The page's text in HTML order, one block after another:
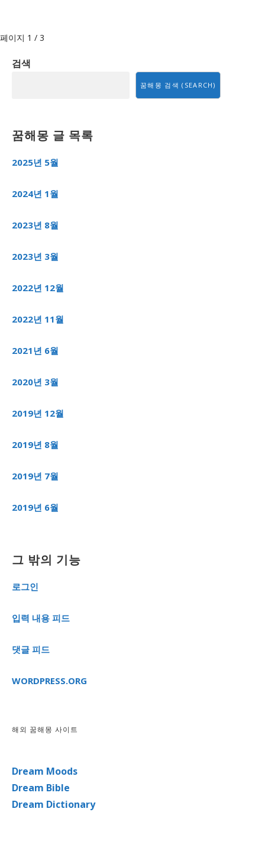
글
페이지 1 / 3
검색
꿈해몽 검색 (SEARCH)
꿈해몽 글 목록
2025년 5월
2024년 1월
2023년 8월
2023년 3월
2022년 12월
2022년 11월
2021년 6월
2020년 3월
2019년 12월
2019년 8월
2019년 7월
2019년 6월
그 밖의 기능
로그인
입력 내용 피드
댓글 피드
WORDPRESS.ORG
해외 꿈해몽 사이트
Dream Moods
Dream Bible
Dream Dictionary